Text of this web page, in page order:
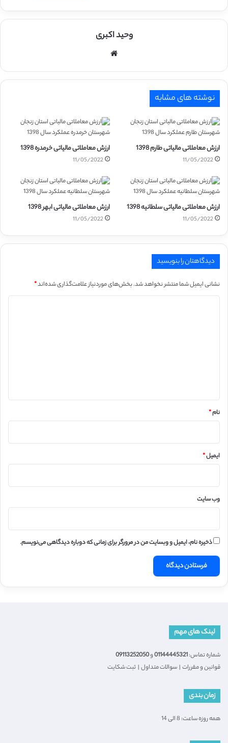
وحید اکبری
نوشته های مشابه
ارزش معاملاتی مالیاتی طارم 1398
11/05/2022
ارزش معاملاتی مالیاتی خرمدره 1398
11/05/2022
ارزش معاملاتی مالیاتی سلطانیه 1398
11/05/2022
ارزش معاملاتی مالیاتی ابهر 1398
11/05/2022
دیدگاهتان را بنویسید
نشانی ایمیل شما منتشر نخواهد شد.بخش‌های موردنیاز علامت‌گذاری شده‌اند*
نام*
ایمیل*
وب‌ سایت
ذخیره نام، ایمیل و وبسایت من در مرورگر برای زمانی که دوباره دیدگاهی می‌نویسم.
لینک های مهم
شماره تماس:01144445321و09113252050
قوانین و مقررات | سوالات متداول | ثبت شکایت
زمان بندی
همه روزه ساعت: 8 الی 14